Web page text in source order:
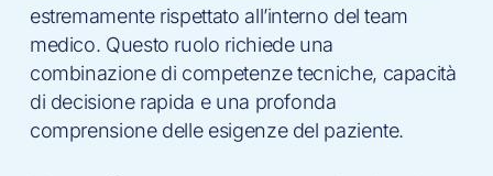
estremamente rispettato all’interno del team
medico. Questo ruolo richiede una
combinazione di competenze tecniche, capacità
di decisione rapida e una profonda
comprensione delle esigenze del paziente.